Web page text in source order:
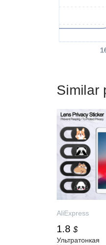
Similar
AliExpress
1.8 $
Ультратонкая